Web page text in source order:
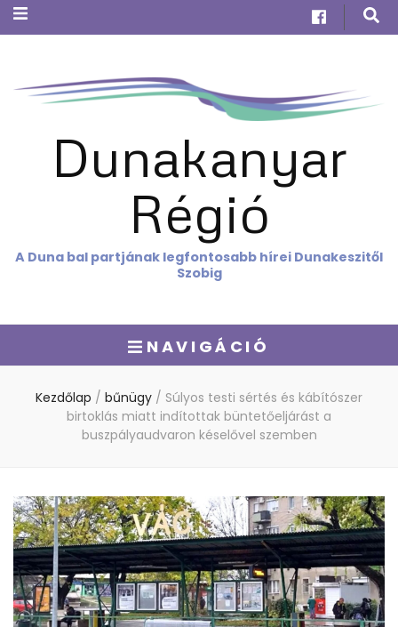
Dunakanyar
Régió
A Duna bal partjának legfontosabb hírei Dunakeszitől
Szobig
NAVIGÁCIÓ
Kezdőlap / bűnügy / Súlyos testi sértés és kábítószer
birtoklás miatt indítottak büntetőeljárást a
buszpályaudvaron késelővel szemben